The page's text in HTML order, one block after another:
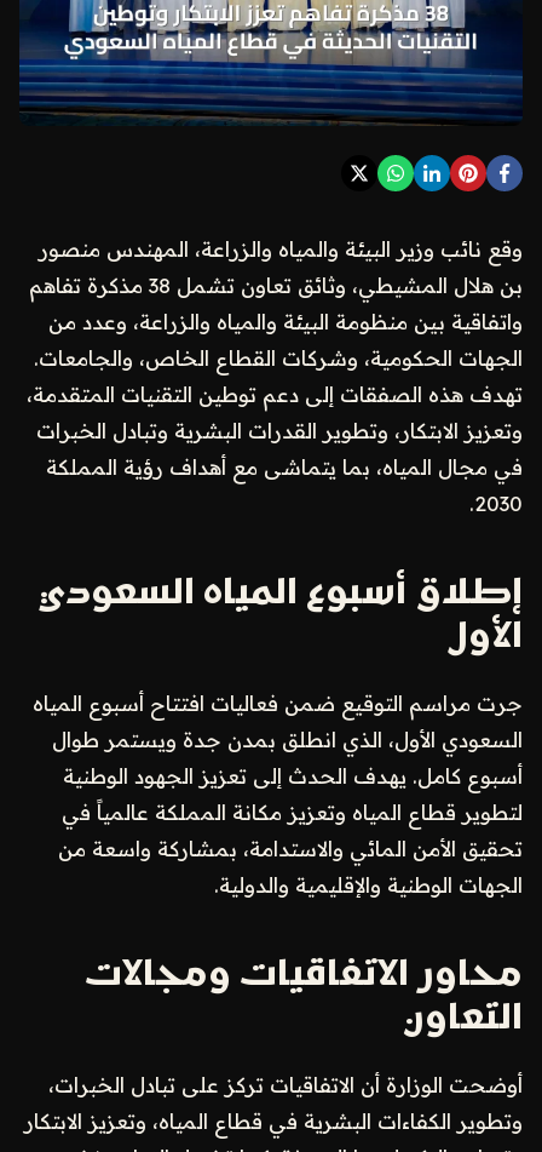
وقع نائب وزير البيئة والمياه والزراعة، المهندس منصور
بن هلال المشيطي، وثائق تعاون تشمل 38 مذكرة تفاهم
واتفاقية بين منظومة البيئة والمياه والزراعة، وعدد من
الجهات الحكومية، وشركات القطاع الخاص، والجامعات.
تهدف هذه الصفقات إلى دعم توطين التقنيات المتقدمة،
وتعزيز الابتكار، وتطوير القدرات البشرية وتبادل الخبرات
في مجال المياه، بما يتماشى مع أهداف رؤية المملكة
2030.
إطلاق أسبوع المياه السعودي
الأول
جرت مراسم التوقيع ضمن فعاليات افتتاح أسبوع المياه
السعودي الأول، الذي انطلق بمدن جدة ويستمر طوال
أسبوع كامل. يهدف الحدث إلى تعزيز الجهود الوطنية
لتطوير قطاع المياه وتعزيز مكانة المملكة عالمياً في
تحقيق الأمن المائي والاستدامة، بمشاركة واسعة من
الجهات الوطنية والإقليمية والدولية.
محاور الاتفاقيات ومجالات
التعاون
أوضحت الوزارة أن الاتفاقيات تركز على تبادل الخبرات،
وتطوير الكفاءات البشرية في قطاع المياه، وتعزيز الابتكار